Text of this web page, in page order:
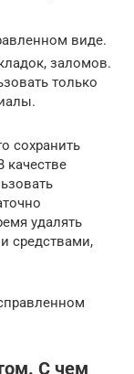
виде.
заломов.
только
сохранить
удалять
средствами,
С чем